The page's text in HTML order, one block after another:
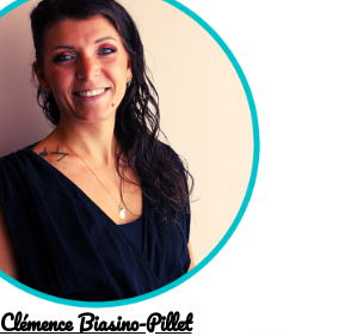
Clémence Biasino-Pillet